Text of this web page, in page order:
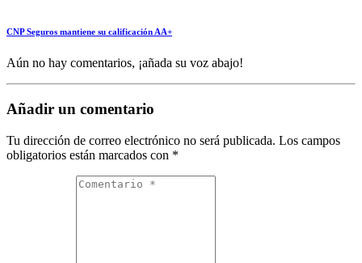
CNP Seguros mantiene su calificación AA+
Aún no hay comentarios, ¡añada su voz abajo!
Añadir un comentario
Tu dirección de correo electrónico no será publicada. Los campos
obligatorios están marcados con *